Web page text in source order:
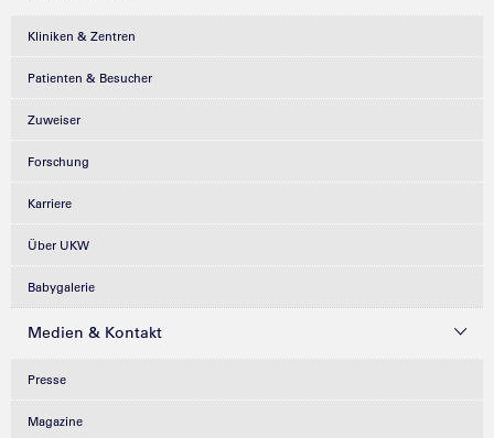
Kliniken & Zentren
Patienten & Besucher
Zuweiser
Forschung
Karriere
Über UKW
Babygalerie
Medien & Kontakt
Presse
Magazine